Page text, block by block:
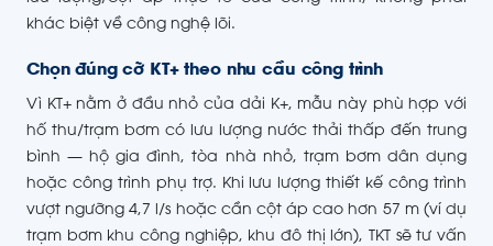
khác biệt về công nghệ lõi.
Chọn đúng cỡ KT+ theo nhu cầu công trình
Vì KT+ nằm ở đầu nhỏ của dải K+, mẫu này phù hợp với
hố thu/trạm bơm có lưu lượng nước thải thấp đến trung
bình — hộ gia đình, tòa nhà nhỏ, trạm bơm dân dụng
hoặc công trình phụ trợ. Khi lưu lượng thiết kế công trình
vượt ngưỡng 4,7 l/s hoặc cần cột áp cao hơn 57 m (ví dụ
trạm bơm khu công nghiệp, khu đô thị lớn), TKT sẽ tư vấn